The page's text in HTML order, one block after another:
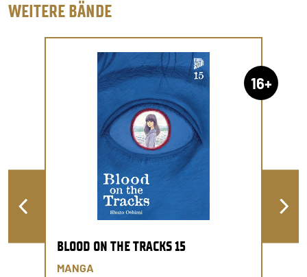
WEITERE BÄNDE
16+
BLOOD ON THE TRACKS 15
MANGA